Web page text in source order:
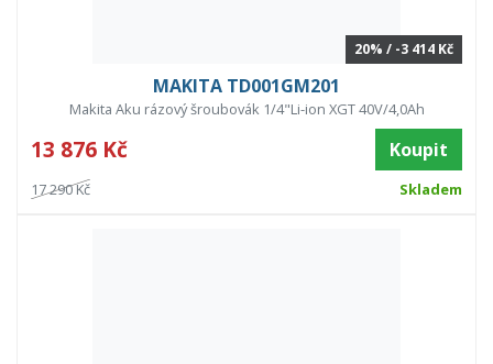
20% / -3 414 Kč
MAKITA TD001GM201
Makita Aku rázový šroubovák 1/4"Li-ion XGT 40V/4,0Ah
13 876 Kč Koupit
17 290 Kč Skladem